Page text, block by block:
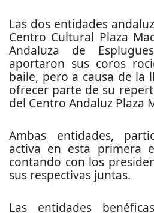
Las dos entidades
Centro Cultural Plaza
Andaluza de
aportaron sus coros
baile, pero a causa de la
ofrecer parte de su
del Centro Andaluz Plaza
Ambas entidades,
activa en esta primera
contando con los
sus respectivas juntas.
Las entidades